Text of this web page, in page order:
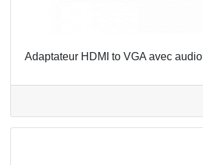
Adaptateur HDMI to VGA avec audio